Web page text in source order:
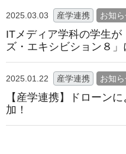
2025.03.03 産学連携 お知
ITメディア学科の学生
ズ・エキシビション８」
2025.01.22 産学連携 お知
【産学連携】ドローン
加！